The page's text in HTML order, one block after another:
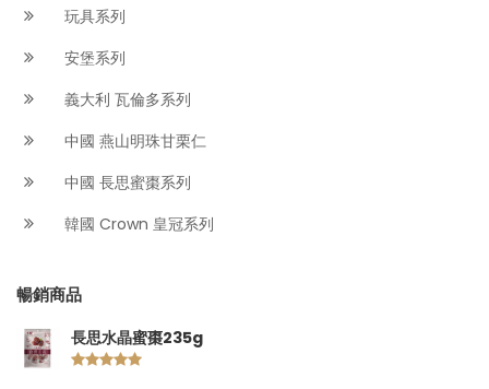
玩具系列
安堡系列
義大利 瓦倫多系列
中國 燕山明珠甘栗仁
中國 長思蜜棗系列
韓國 Crown 皇冠系列
暢銷商品
長思水晶蜜棗235g